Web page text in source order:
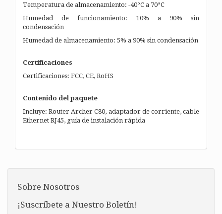
Temperatura de almacenamiento: -40°C a 70°C
Humedad de funcionamiento: 10% a 90% sin
condensación
Humedad de almacenamiento: 5% a 90% sin condensación
Certificaciones
Certificaciones: FCC, CE, RoHS
Contenido del paquete
Incluye: Router Archer C80, adaptador de corriente, cable
Ethernet RJ45, guía de instalación rápida
Sobre Nosotros
¡Suscríbete a Nuestro Boletín!